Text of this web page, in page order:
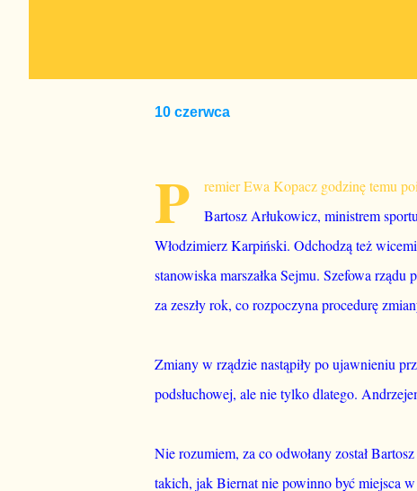
10 czerwca
P
remier Ewa Kopacz godzinę temu
Bartosz Arłukowicz, ministrem
Włodzimierz Karpiński. Odchodzą też
stanowiska marszałka Sejmu. Szefowa
za zeszły rok, co rozpoczyna procedurę
Zmiany w rządzie nastąpiły po ujawnieniu
podsłuchowej, ale nie tylko dlatego.
Nie rozumiem, za co odwołany został
takich, jak Biernat nie powinno być miejsca